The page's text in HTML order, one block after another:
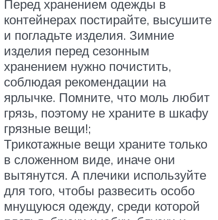
Перед хранением одежды в
контейнерах постирайте, высушите
и погладьте изделия. Зимние
изделия перед сезонным
хранением нужно почистить,
соблюдая рекомендации на
ярлычке. Помните, что моль любит
грязь, поэтому не храните в шкафу
грязные вещи!;
Трикотажные вещи храните только
в сложенном виде, иначе они
вытянутся. А плечики используйте
для того, чтобы развесить особо
мнущуюся одежду, среди которой